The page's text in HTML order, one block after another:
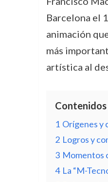
Barcelona el
animación
más
artística al
Contenidos
1 Orígenes y
2 Logros y
3 Momentos
4 La “M-